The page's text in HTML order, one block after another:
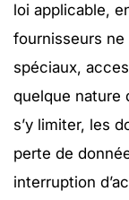
loi applicable,
fournisseurs ne
spéciaux,
quelque nature
s’y limiter, les
perte de
interruption